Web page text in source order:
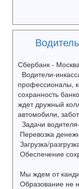
Сбербанк -
Водители-
профессионалы,
сохранность
ждет дружный
автомобили,
Задачи
Перевозка
Загрузка/
Обеспечение
Мы ждем от
Образование не